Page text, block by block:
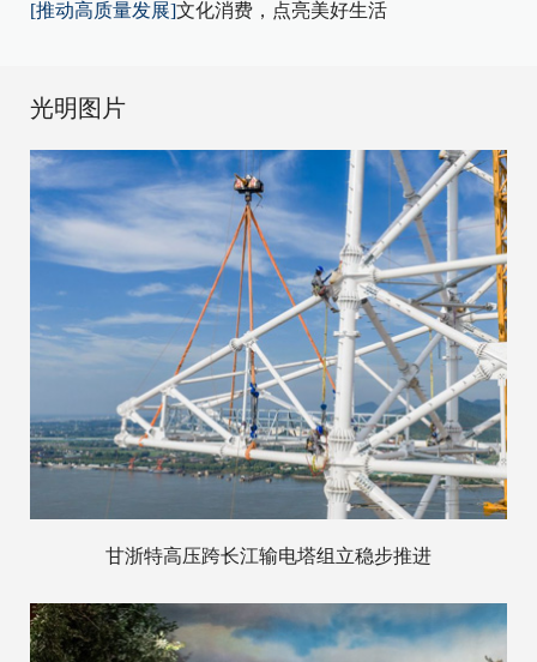
[推动高质量发展]文化消费，点亮美好生活
光明图片
甘浙特高压跨长江输电塔组立稳步推进